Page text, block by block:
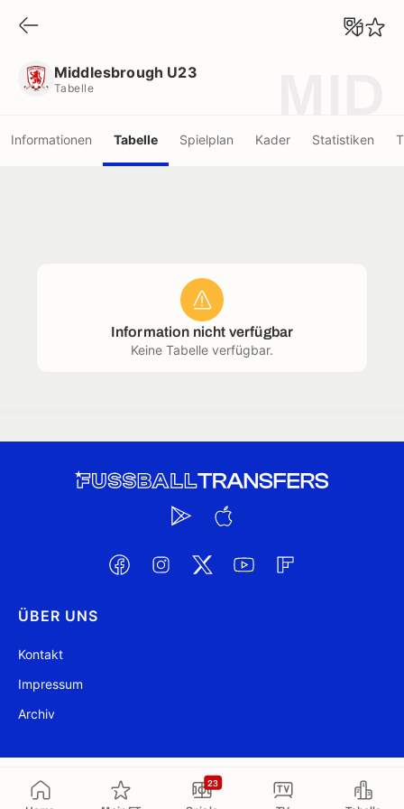
23
Middlesbrough U23
Tabelle
Informationen Tabelle Spielplan Kader Statistiken
Information nicht verfügbar
Keine Tabelle verfügbar.
ÜBER UNS
Kontakt
Impressum
Archiv
@ FussballTransfers.com 2009-2026